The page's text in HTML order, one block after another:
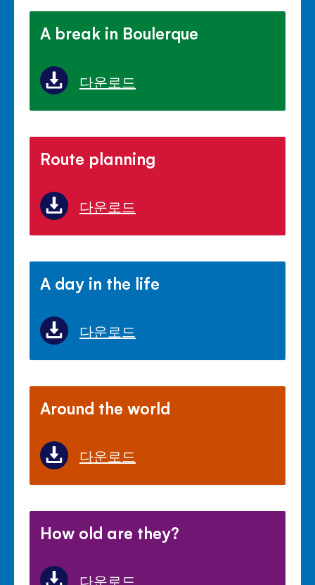
A break in Boulerque
다운로드
Route planning
다운로드
A day in the life
다운로드
Around the world
다운로드
How old are they?
다운로드